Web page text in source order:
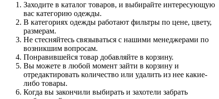
Заходите в каталог товаров, и выбирайте интересующую
вас категорию одежды.
В категориях одежды работают фильтры по цене, цвету,
размерам.
Не стесняйтесь связываться с нашими менеджерами по
возникшим вопросам.
Понравившейся товар добавляйте в корзину.
Вы можете в любой момент зайти в корзину и
отредактировать количество или удалить из нее какие-
либо товары.
Когда вы закончили выбирать и захотели забрать